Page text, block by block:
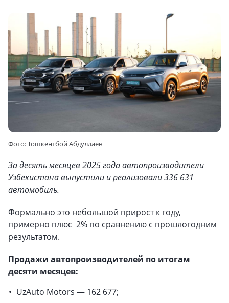
Фото: Тошкентбой Абдуллаев
За десять месяцев 2025 года автопроизводители
Узбекистана выпустили и реализовали 336 631
автомобиль.
Формально это небольшой прирост к году,
примерно плюс 2% по сравнению с прошлогодним
результатом.
Продажи автопроизводителей по итогам
десяти месяцев:
UzAuto Motors — 162 677;